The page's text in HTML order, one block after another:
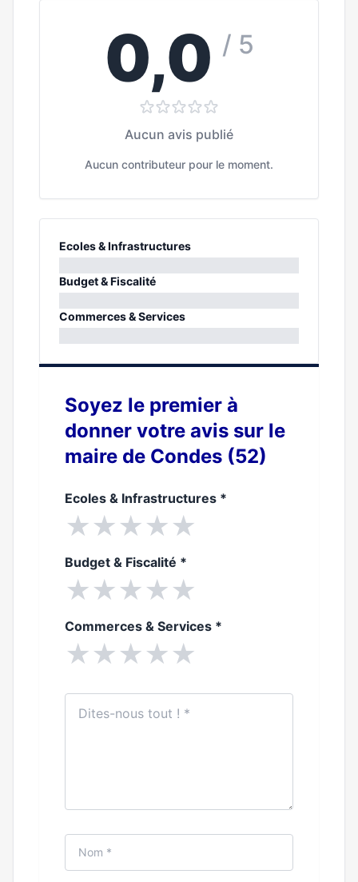
0,0 / 5
Aucun avis publié
Aucun contributeur pour le moment.
Ecoles & Infrastructures
0%
Budget & Fiscalité
0%
Commerces & Services
Soyez le premier à
donner votre avis sur le
maire de Condes (52)
Ecoles & Infrastructures *
★★★★★
Budget & Fiscalité *
★★★★★
Commerces & Services *
★★★★★